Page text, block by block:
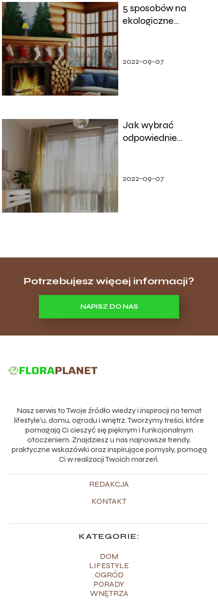
5 sposobów na
ekologiczne
2022-09-07
Jak wybrać
odpowiednie
2022-09-07
Potrzebujesz więcej informacji?
NAPISZ DO NAS
Nasz serwis to Twoje źródło wiedzy i inspiracji na temat
lifestyle'u, domu, ogrodu i wnętrz. Tworzymy treści, które
pomagają Ci cieszyć się pięknym i funkcjonalnym
otoczeniem. Znajdziesz u nas najnowsze trendy,
praktyczne wskazówki oraz inspirujące pomysły, pomogą
Ci w realizacji Twoich marzeń.
REDAKCJA
KONTAKT
KATEGORIE:
DOM
LIFESTYLE
OGRÓD
PORADY
WNĘTRZA